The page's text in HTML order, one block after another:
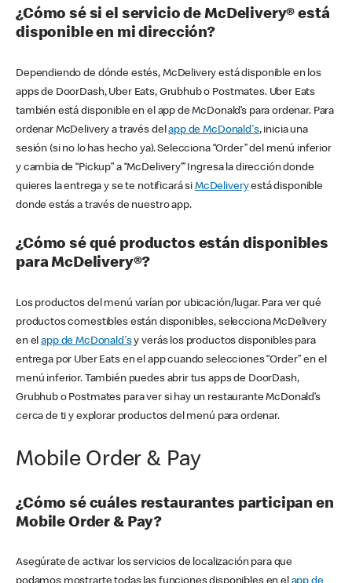
¿Cómo sé si el servicio de McDelivery® está
disponible en mi dirección?
Dependiendo de dónde estés, McDelivery está disponible en los
apps de DoorDash, Uber Eats, Grubhub o Postmates. Uber Eats
también está disponible en el app de McDonald’s para ordenar. Para
ordenar McDelivery a través delapp de McDonald's, inicia una
sesión (si no lo has hecho ya). Selecciona “Order” del menú inferior
y cambia de “Pickup” a “McDelivery’” Ingresa la dirección donde
quieres la entrega y se te notificará si McDeliveryestá disponible
donde estás a través de nuestro app.
¿Cómo sé qué productos están disponibles
para McDelivery®?
Los productos del menú varían por ubicación/lugar. Para ver qué
productos comestibles están disponibles, selecciona McDelivery
en elapp de McDonald'sy verás los productos disponibles para
entrega por Uber Eats en el app cuando selecciones “Order” en el
menú inferior. También puedes abrir tus apps de DoorDash,
Grubhub o Postmates para ver si hay un restaurante McDonald’s
cerca de ti y explorar productos del menú para ordenar.
Mobile Order & Pay
¿Cómo sé cuáles restaurantes participan en
Mobile Order & Pay?
Asegúrate de activar los servicios de localización para que